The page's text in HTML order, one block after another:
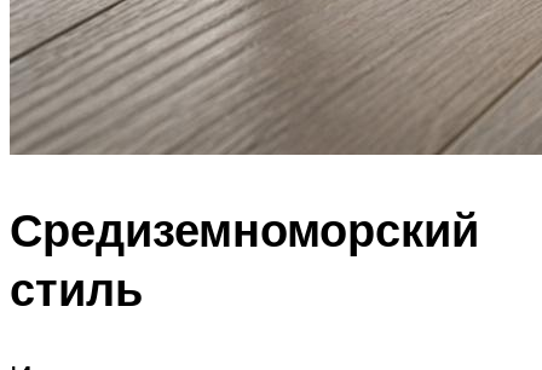
Средиземноморский
стиль